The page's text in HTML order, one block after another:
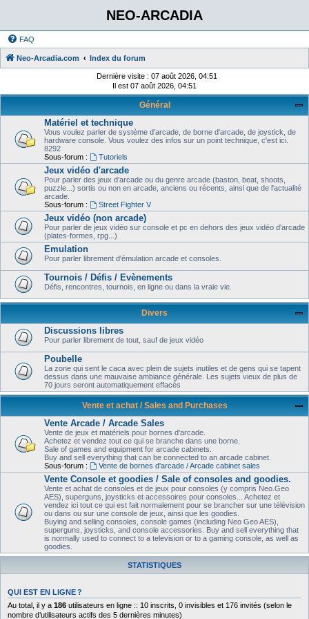
NEO-ARCADIA
FAQ
Neo-Arcadia.com Index du forum
Dernière visite : 07 août 2026, 04:51
Il est 07 août 2026, 04:51
Général
Matériel et technique
Vous voulez parler de système d'arcade, de borne d'arcade, de joystick, de
hardware console. Vous voulez des infos sur un point technique, c'est ici.
8292
Sous-forum :
Tutoriels
Jeux vidéo d'arcade
Pour parler des jeux d'arcade ou du genre arcade (baston, beat, shoots,
puzzle...) sortis ou non en arcade, anciens ou récents, ainsi que de l'actualité
arcade.
Sous-forum :
Street Fighter V
Jeux vidéo (non arcade)
Pour parler de jeux vidéo sur console et pc en dehors des jeux vidéo d'arcade
(plates-formes, rpg...)
Emulation
Pour parler librement d'émulation arcade et consoles.
Tournois / Défis / Evènements
Défis, rencontres, tournois, en ligne ou dans la vraie vie.
Divers
Discussions libres
Pour parler librement de tout, sauf de jeux vidéo
Poubelle
La zone qui sent le caca avec plein de sujets inutiles et de gens qui se tapent
dessus dans une mauvaise ambiance générale. Les sujets vieux de plus de
70 jours seront automatiquement effacés
Vente et achat / Sales and Purchases
Vente Arcade / Arcade Sales
Vente de jeux et matériels pour bornes d'arcade.
Achetez et vendez tout ce qui se branche dans une borne.
Sale of games and equipment for arcade cabinets.
Buy and sell everything that can be connected to an arcade cabinet.
Sous-forum :
Vente de bornes d'arcade / Arcade cabinet sales
Vente Console et goodies / Sale of consoles and goodies.
Vente et achat de consoles et de jeux pour consoles (y compris Neo.Geo
AES), superguns, joysticks et accessoires pour consoles... Achetez et
vendez ici tout ce qui est fait normalement pour se brancher sur une télévision
ou dans ou sur une console de jeux, ainsi que les goodies.
Buying and selling consoles, console games (including Neo Geo AES),
superguns, joysticks, and console accessories. Buy and sell everything that
is normally used to connect to a television or to a gaming console, as well as
goodies.
STATISTIQUES
QUI EST EN LIGNE ?
Au total, il y a 186 utilisateurs en ligne :: 10 inscrits, 0 invisibles et 176 invités (selon le
nombre d’utilisateurs actifs des 5 dernières minutes)